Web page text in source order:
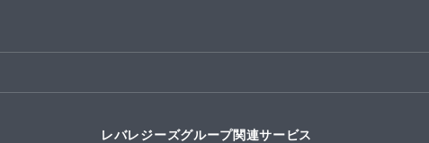
レバレジーズグループ関連サービス